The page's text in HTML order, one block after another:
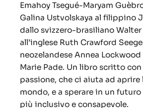
Emahoy Tsegué-Maryam
Galina Ustvolskaya al filippino
dallo svizzero-brasiliano
all’inglese Ruth Crawford
neozelandese Annea Lockwood
Marie Pade. Un libro scritto
passione, che ci aiuta ad aprire
mondo, e a sperare in un
più inclusivo e consapevole.